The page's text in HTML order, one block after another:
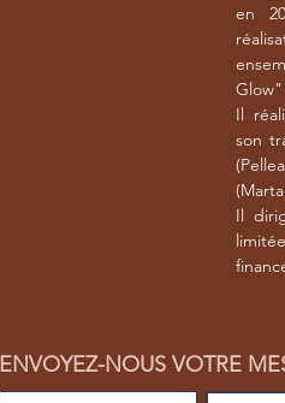
en
Il
son
Il
ENVOYEZ-NOUS VOTRE